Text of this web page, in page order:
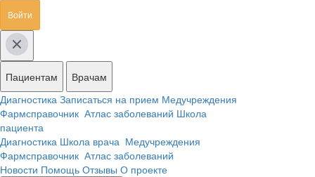
Войти
Пациентам
Врачам
Диагностика Записаться на прием Медучреждения
Фармсправочник Атлас заболеваний Школа
пациента
Диагностика Школа врача Медучреждения
Фармсправочник Атлас заболеваний
Новости Помощь Отзывы О проекте